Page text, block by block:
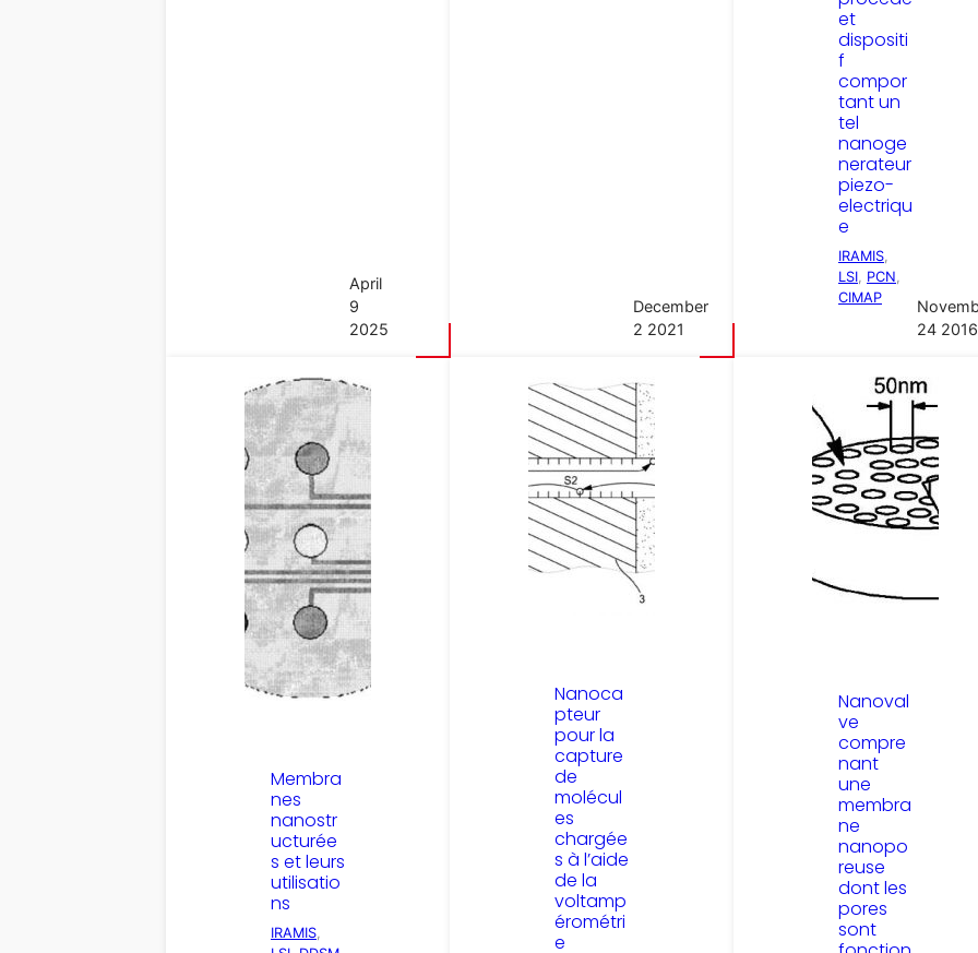
April
9
2025
December
2 2021
et
dispositi
f
compor
tant un
tel
nanoge
nerateur
piezo-
electriqu
e
IRAMIS
LSI PCN
CIMAP
24 2016
Membra
nes
nanostr
ucturée
s et leurs
utilisatio
ns
IRAMIS
Nanoca
pteur
pour la
capture
de
molécul
es
chargée
s à l’aide
de la
voltamp
érométri
e
Nanoval
ve
compre
nant
une
membra
ne
nanopo
reuse
dont les
pores
sont